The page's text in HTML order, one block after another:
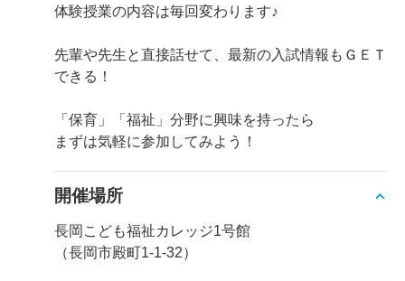
体験授業の内容は毎回変わります♪
先輩や先生と直接話せて、最新の入試情報もＧＥＴ
できる！
「保育」「福祉」分野に興味を持ったら
まずは気軽に参加してみよう！
開催場所
長岡こども福祉カレッジ1号館
（長岡市殿町1-1-32）